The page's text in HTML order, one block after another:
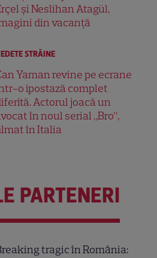
și Neslihan Atagül,
din vacanță
STRĂINE
Yaman revine pe ecrane
o ipostază complet
Actorul joacă un
în noul serial „Bro”,
în Italia
PARTENERI
tragic în România: